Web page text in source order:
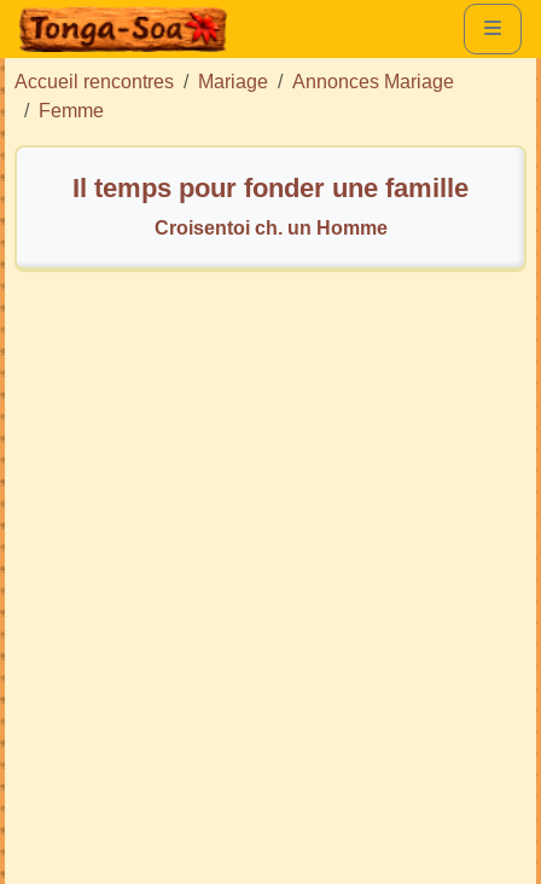
Accueil rencontres Mariage
Annonces Mariage
Femme
Il temps pour fonder une famille
Croisentoi ch. un Homme